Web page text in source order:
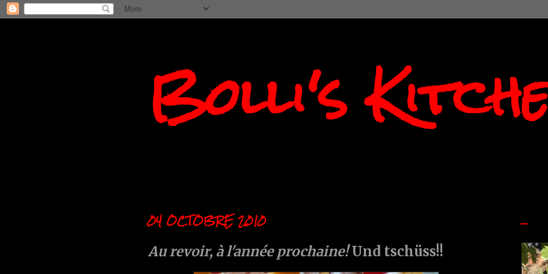
Bolli's
04 OCTOBRE 2010
Au revoir, à l'année prochaine!Und tschüss!!
...